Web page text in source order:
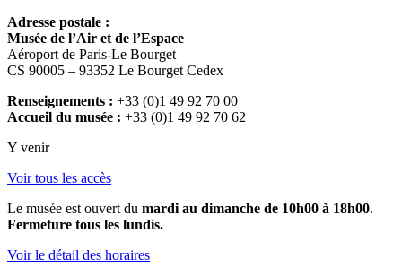
Adresse postale :
Musée de l’Air et de l’Espace
Aéroport de Paris-Le Bourget
CS 90005 – 93352 Le Bourget Cedex
Renseignements : +33 (0)1 49 92 70 00
Accueil du musée : +33 (0)1 49 92 70 62
Y venir
Voir tous les accès
Le musée est ouvert du mardi au dimanche de 10h00 à 18h00.
Fermeture tous les lundis.
Voir le détail des horaires